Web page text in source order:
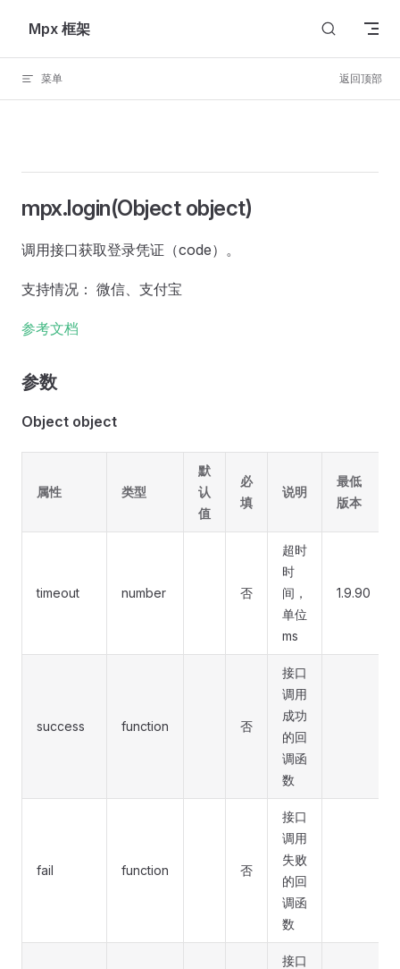
Skip to content
Mpx 框架
菜单 返回顶部
mpx.login(Object object)
调用接口获取登录凭证（code）。
支持情况： 微信、支付宝
参考文档
参数
Object object
属性 类型
默
认
值
必
填
说明
最低
版本
timeout number 否
超时
时
间，
单位
ms
1.9.90
success function 否
接口
调用
成功
的回
调函
数
fail function 否
接口
调用
失败
的回
调函
数
接口